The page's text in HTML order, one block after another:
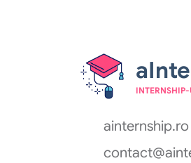
ainternship.ro